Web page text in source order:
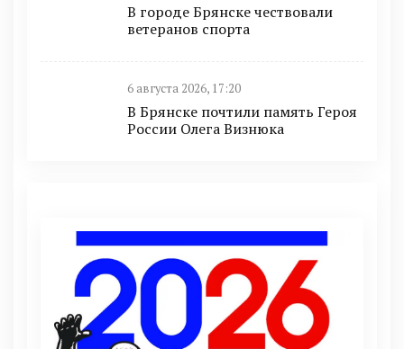
В городе Брянске чествовали
ветеранов спорта
6 августа 2026, 17:20
В Брянске почтили память Героя
России Олега Визнюка